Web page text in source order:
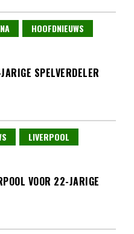
HOOFDNIEUWS
SPELVERDELER
LIVERPOOL
VOOR 22-JARIGE